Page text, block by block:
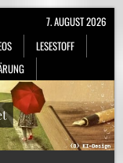
LESESTOFF
7. AUGUST 2026